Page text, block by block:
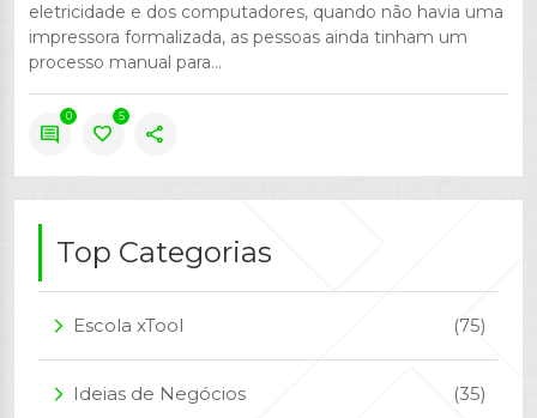
eletricidade e dos computadores, quando não havia uma
impressora formalizada, as pessoas ainda tinham um
processo manual para...
comment
0
favorite
5
share
Top Categorias
arrow_forward_ios Escola xTool (75)
arrow_forward_ios Ideias de Negócios (35)